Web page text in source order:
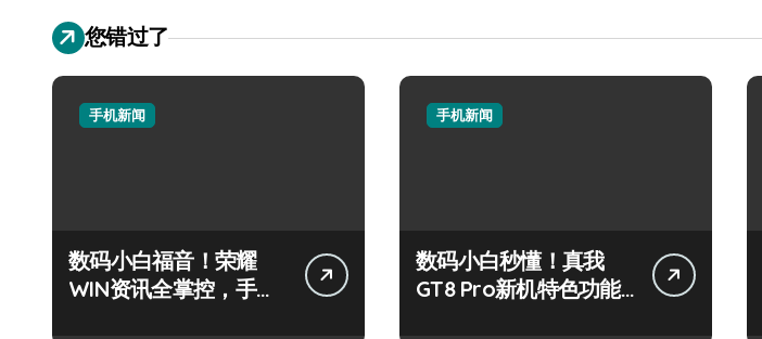
您错过了
手机新闻
数码小白福音！荣耀
WIN资讯全掌控，手机
手机新闻
数码小白秒懂！真我
GT8 Pro新机特色功能